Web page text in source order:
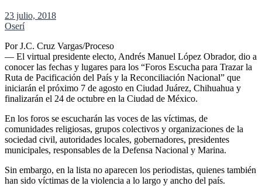
23 julio, 2018
Oserí
Por J.C. Cruz Vargas/Proceso
— El virtual presidente electo, Andrés Manuel López Obrador, dio a
conocer las fechas y lugares para los “Foros Escucha para Trazar la
Ruta de Pacificación del País y la Reconciliación Nacional” que
iniciarán el próximo 7 de agosto en Ciudad Juárez, Chihuahua y
finalizarán el 24 de octubre en la Ciudad de México.
En los foros se escucharán las voces de las víctimas, de
comunidades religiosas, grupos colectivos y organizaciones de la
sociedad civil, autoridades locales, gobernadores, presidentes
municipales, responsables de la Defensa Nacional y Marina.
Sin embargo, en la lista no aparecen los periodistas, quienes también
han sido víctimas de la violencia a lo largo y ancho del país.